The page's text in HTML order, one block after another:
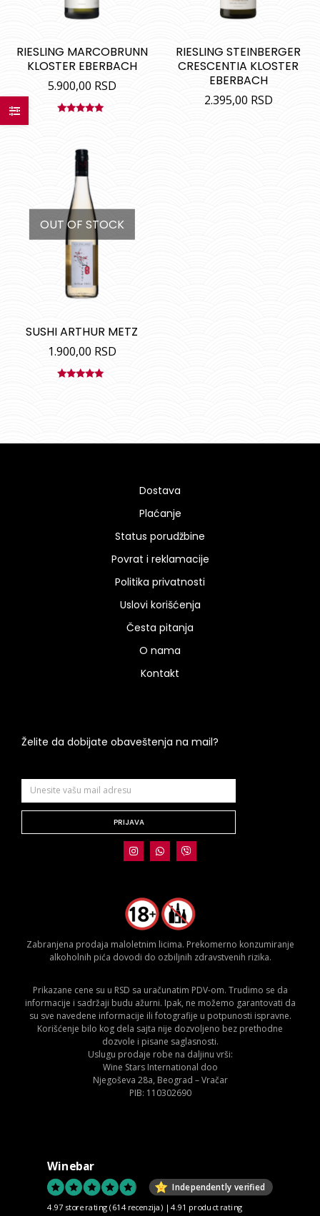
RIESLING MARCOBRUNN
KLOSTER EBERBACH
5.900,00 RSD
RIESLING STEINBERGER
CRESCENTIA KLOSTER
EBERBACH
2.395,00 RSD
OUT OF STOCK
SUSHI ARTHUR METZ
1.900,00 RSD
Dostava
Plaćanje
Status porudžbine
Povrat i reklamacije
Politika privatnosti
Uslovi korišćenja
Česta pitanja
O nama
Kontakt
Želite da dobijate obaveštenja na mail?
PRIJAVA
Zabranjena prodaja maloletnim licima. Prekomerno konzumiranje
alkoholnih pića dovodi do ozbiljnih zdravstvenih rizika.
Prikazane cene su u RSD sa uračunatim PDV-om. Trudimo se da
informacije i sadržaji budu ažurni. Ipak, ne možemo garantovati da
su sve navedene informacije ili fotografije u potpunosti ispravne.
Korišćenje bilo kog dela sajta nije dozvoljeno bez prethodne
dozvole i pisane saglasnosti.
Uslugu prodaje robe na daljinu vrši:
Wine Stars International doo
Njegoševa 28a, Beograd – Vračar
PIB: 110302690
Winebar
Independently verified
4.97 store rating (614 recenzija) |4.91 product rating